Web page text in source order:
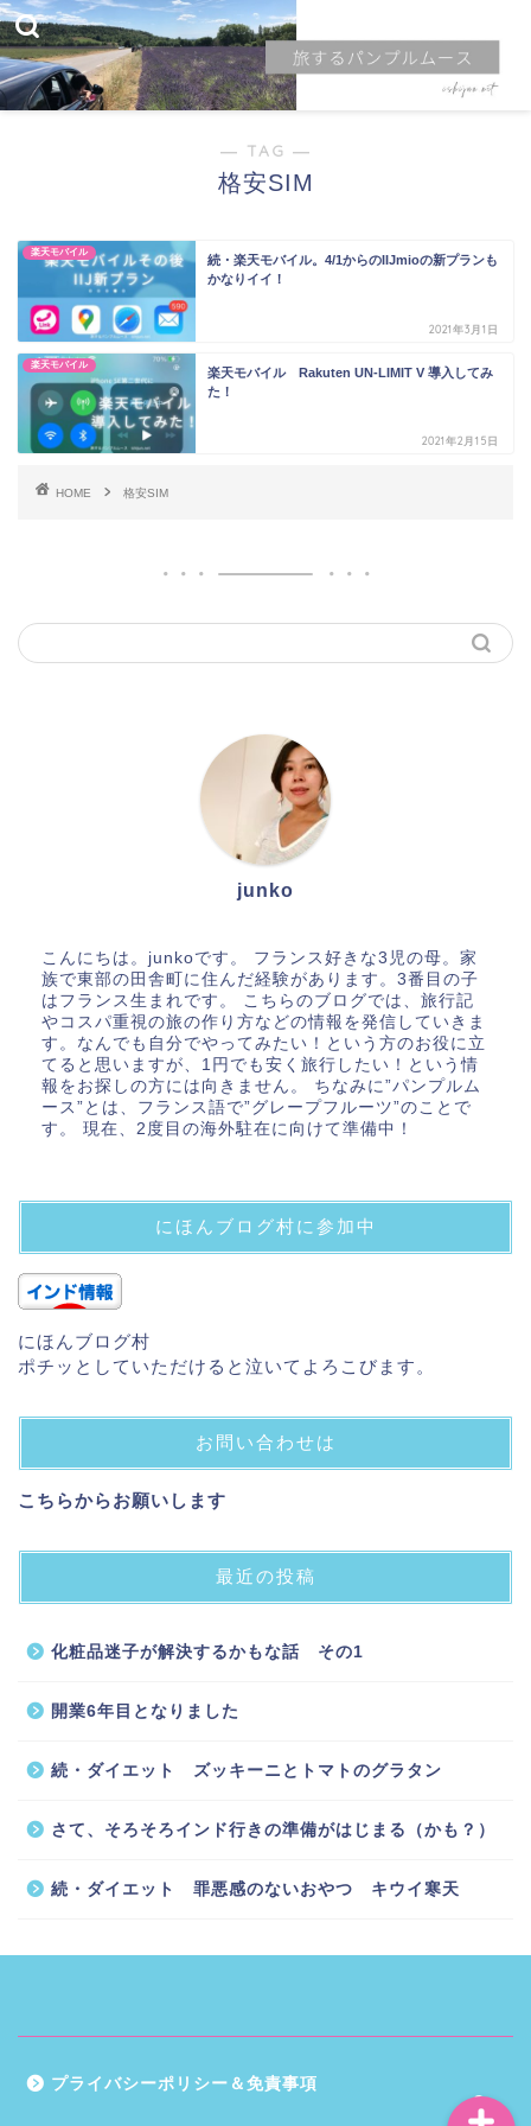
― TAG ―
格安SIM
楽天モバイル
続・楽天モバイル。4/1からのIIJmioの新プランも
かなりイイ！
2021年3月1日
楽天モバイル
楽天モバイル Rakuten UN-LIMIT V 導入してみ
た！
2021年2月15日
HOME 格安SIM
junko
こんにちは。junkoです。 フランス好きな3児の母。家
族で東部の田舎町に住んだ経験があります。3番目の子
はフランス生まれです。 こちらのブログでは、旅行記
やコスパ重視の旅の作り方などの情報を発信していきま
す。なんでも自分でやってみたい！という方のお役に立
てると思いますが、1円でも安く旅行したい！という情
報をお探しの方には向きません。 ちなみに”パンプルム
ース”とは、フランス語で”グレープフルーツ”のことで
す。 現在、2度目の海外駐在に向けて準備中！
にほんブログ村に参加中
にほんブログ村
ポチッとしていただけると泣いてよろこびます。
お問い合わせは
こちらからお願いします
最近の投稿
化粧品迷子が解決するかもな話 その1
開業6年目となりました
続・ダイエット ズッキーニとトマトのグラタン
さて、そろそろインド行きの準備がはじまる（かも？）
続・ダイエット 罪悪感のないおやつ キウイ寒天
プライバシーポリシー＆免責事項